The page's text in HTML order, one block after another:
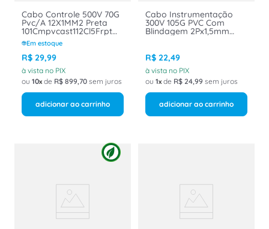
Cabo Controle 500V 70G
Pvc/A 12X1MM2 Preta
101Cmpvcast112Cl5Frpt
Belden
Em estoque
R$ 29,99
à vista no PIX
ou 10 de R$ 899,70 sem juros
adicionar ao carrinho
Cabo Instrumentação
300V 105G PVC Com
Blindagem 2Px1,5mm
Belden Poliron
R$ 22,49
à vista no PIX
ou 1 de R$ 24,99 sem juros
adicionar ao carrinho